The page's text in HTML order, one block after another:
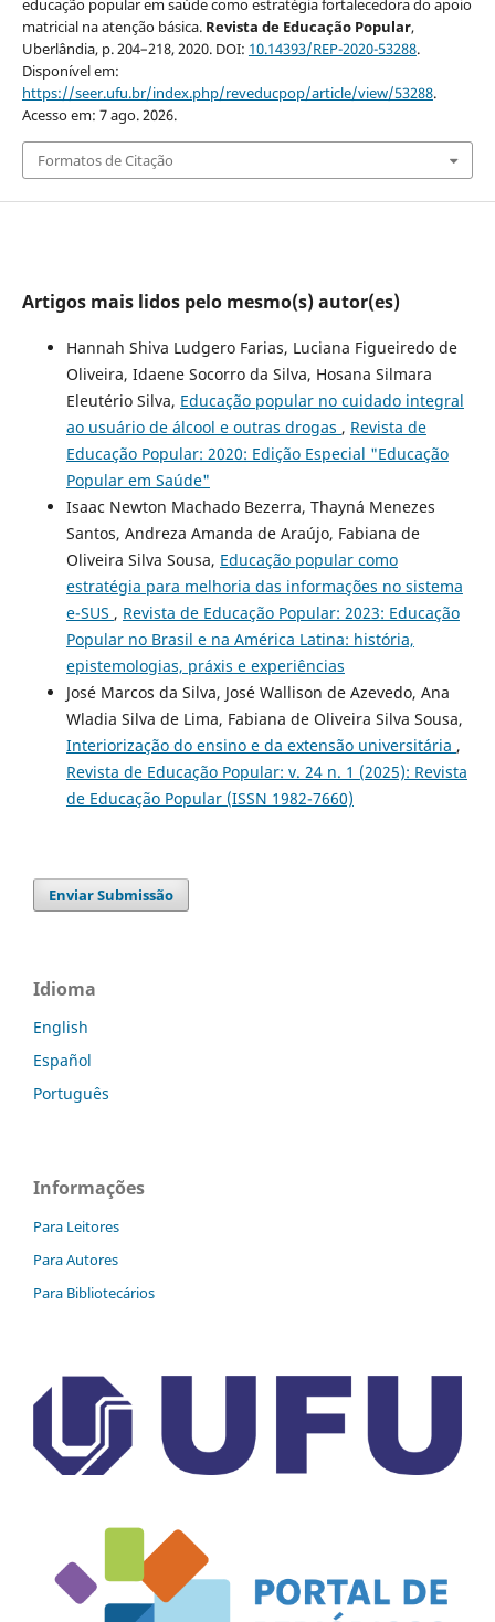
educação popular em saúde como estratégia fortalecedora do apoio
matricial na atenção básica. Revista de Educação Popular,
Uberlândia, p. 204–218, 2020. DOI: 10.14393/REP-2020-53288.
Disponível em:
https://seer.ufu.br/index.php/reveducpop/article/view/53288.
Acesso em: 7 ago. 2026.
Formatos de Citação
Artigos mais lidos pelo mesmo(s) autor(es)
Hannah Shiva Ludgero Farias, Luciana Figueiredo de
Oliveira, Idaene Socorro da Silva, Hosana Silmara
Eleutério Silva, Educação popular no cuidado integral
ao usuário de álcool e outras drogas , Revista de
Educação Popular: 2020: Edição Especial "Educação
Popular em Saúde"
Isaac Newton Machado Bezerra, Thayná Menezes
Santos, Andreza Amanda de Araújo, Fabiana de
Oliveira Silva Sousa, Educação popular como
estratégia para melhoria das informações no sistema
e-SUS , Revista de Educação Popular: 2023: Educação
Popular no Brasil e na América Latina: história,
epistemologias, práxis e experiências
José Marcos da Silva, José Wallison de Azevedo, Ana
Wladia Silva de Lima, Fabiana de Oliveira Silva Sousa,
Interiorização do ensino e da extensão universitária ,
Revista de Educação Popular: v. 24 n. 1 (2025): Revista
de Educação Popular (ISSN 1982-7660)
Enviar Submissão
Idioma
English
Español
Português
Informações
Para Leitores
Para Autores
Para Bibliotecários